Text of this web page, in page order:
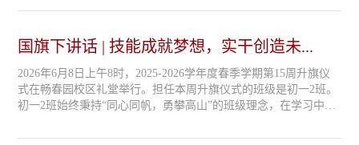
且积极参加各项活动，努力展现班级的风采。12班曾在各类活动
艺等班集体。同学们在各种挑战中不断磨砺意志，无论未来艰难
险阻，我辈定当披荆斩棘、...
国旗下讲话 | 技能成就梦想，实干创造未...
2026年6月8日上午8时，2025-2026学年度春季学期第15周升旗仪
式在畅春园校区礼堂举行。担任本周升旗仪式的班级是初一2班。
初一2班始终秉持“同心同帆，勇攀高山”的班级理念，在学习中，
替；在活动中，我们从制作生物模型到绘制地理美图，从挥拍击